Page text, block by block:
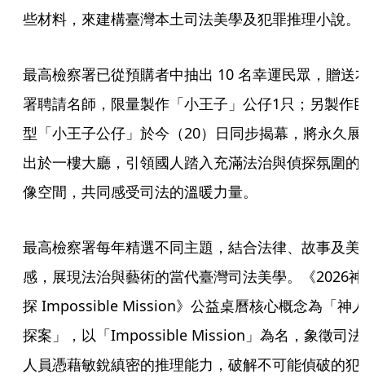
些材料，來建構臺灣本土司法美學及犯罪推理小說。
最高檢察署已從預購者中抽出 10 名幸運民眾，贈送
署聘請名師，限量製作「小王子」公仔1只；另製作
型「小王子公仔」於今（20）日同步揭幕，將永久展
出於一樓大廳，引領國人踏入充滿法治與偵探氛圍的
像空間，共同感受司法的溫暖力量。
最高檢察署每年精選不同主題，結合法律、故事及美
感，展現法治與藝術的當代臺灣司法美學。《2026神
探 Impossible Mission》公益桌曆核心概念為「神
探案」，以「Impossible Mission」為名，象徵司法
人員憑藉敏銳縝密的推理能力，破解不可能偵破的犯